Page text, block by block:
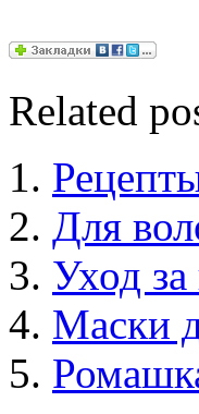
Related
Для
Уход
Маски